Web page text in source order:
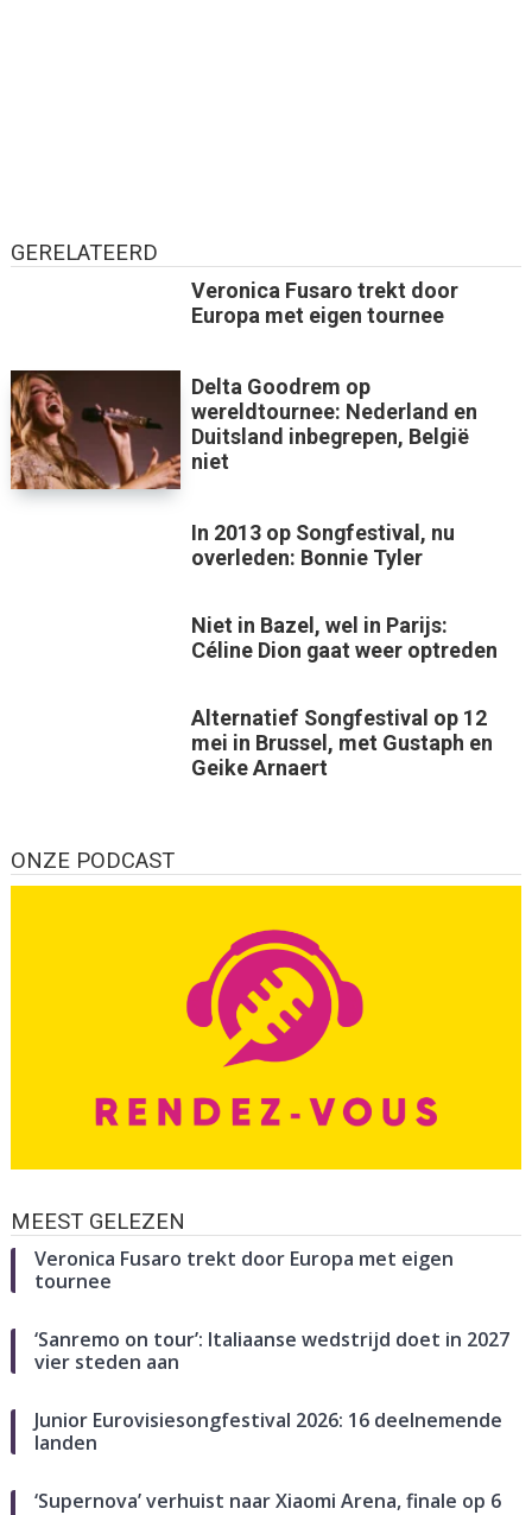
GERELATEERD
Veronica Fusaro trekt door
Europa met eigen tournee
Delta Goodrem op
wereldtournee: Nederland en
Duitsland inbegrepen, België
niet
In 2013 op Songfestival, nu
overleden: Bonnie Tyler
Niet in Bazel, wel in Parijs:
Céline Dion gaat weer optreden
Alternatief Songfestival op 12
mei in Brussel, met Gustaph en
Geike Arnaert
ONZE PODCAST
MEEST GELEZEN
Veronica Fusaro trekt door Europa met eigen
tournee
‘Sanremo on tour’: Italiaanse wedstrijd doet in 2027
vier steden aan
Junior Eurovisiesongfestival 2026: 16 deelnemende
landen
‘Supernova’ verhuist naar Xiaomi Arena, finale op 6